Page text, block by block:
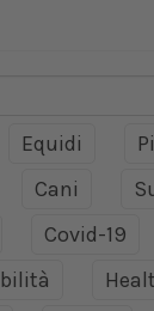
Equidi
Cani
Covid-19